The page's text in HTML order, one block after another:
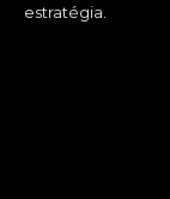
estratégia.